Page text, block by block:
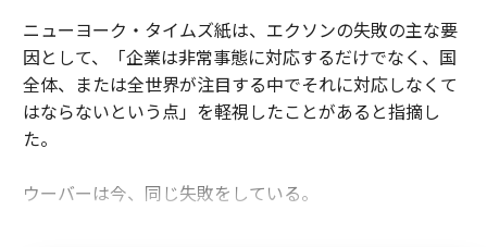
ニューヨーク・タイムズ紙は、エクソンの失敗の主な要
因として、「企業は非常事態に対応するだけでなく、国
全体、または全世界が注目する中でそれに対応しなくて
はならないという点」を軽視したことがあると指摘し
た。
ウーバーは今、同じ失敗をしている。